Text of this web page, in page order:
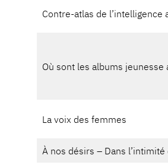
Contre-atlas de l’intelligence
Où sont les albums jeunesse
La voix des femmes
À nos désirs – Dans